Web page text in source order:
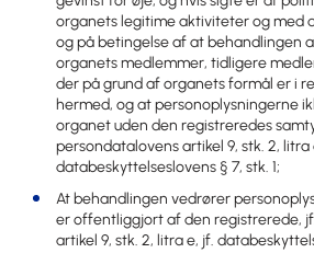
organets legitime aktiviteter og med
og på betingelse af at behandlingen
organets medlemmer, tidligere
der på grund af organets formål er i
hermed, og at personoplysningerne
organet uden den registreredes
persondatalovens artikel 9, stk. 2, litra
databeskyttelseslovens § 7, stk. 1;
At behandlingen vedrører
er offentliggjort af den registrerede,
artikel 9, stk. 2, litra e, jf.